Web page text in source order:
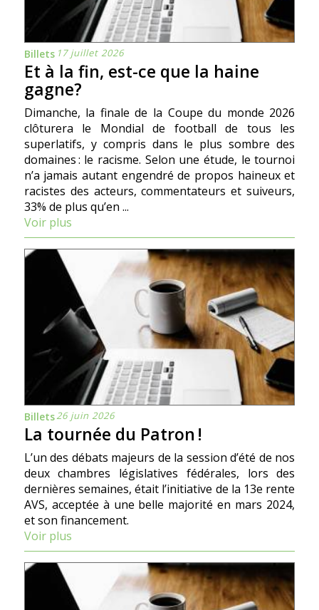
Billets 17 juillet 2026
Et à la fin, est-ce que la haine
gagne?
Dimanche, la finale de la Coupe du monde 2026
clôturera le Mondial de football de tous les
superlatifs, y compris dans le plus sombre des
domaines : le racisme. Selon une étude, le tournoi
n’a jamais autant engendré de propos haineux et
racistes des acteurs, commentateurs et suiveurs,
33% de plus qu’en ...
Voir plus
Billets26 juin 2026
La tournée du Patron !
L’un des débats majeurs de la session d’été de nos
deux chambres législatives fédérales, lors des
dernières semaines, était l’initiative de la 13e rente
AVS, acceptée à une belle majorité en mars 2024,
et son financement.
Voir plus